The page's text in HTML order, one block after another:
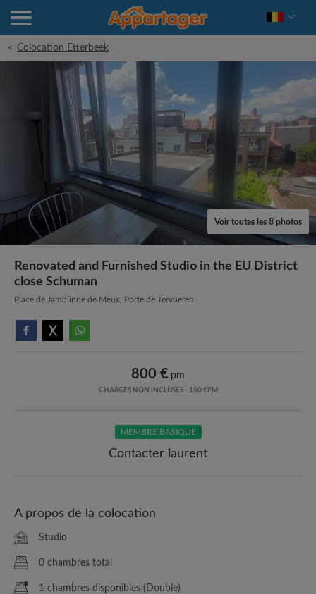
< Colocation Etterbeek
Voir toutes les 8 photos
Renovated and Furnished Studio in the EU District
close Schuman
Place de Jamblinne de Meux, Porte de Tervueren
800 € pm
CHARGES NON INCLUSES - 150 €PM
MEMBRE BASIQUE
Contacter laurent
A propos de la colocation
Studio
0 chambres total
1 chambres disponibles (Double)